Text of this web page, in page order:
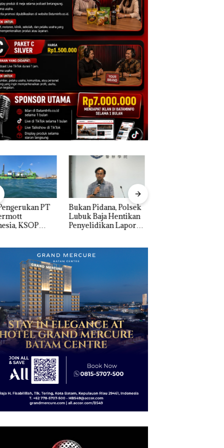
Pidana, Polsek
Baja Hentikan
Laporan
“Double Winner”,
Abimanyu Melesat
Kibarkan Merah Putih